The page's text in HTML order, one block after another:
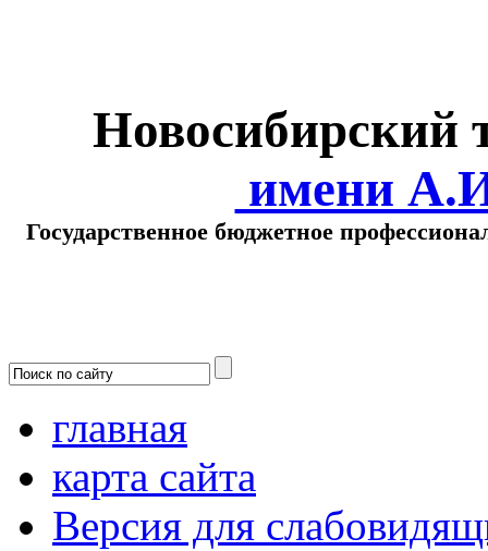
Новосибирский
имени
Государственное бюджетное
главная
карта сайта
Версия для